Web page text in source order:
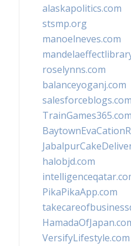
alaskapolitics.com
stsmp.org
manoelneves.com
roselynns.com
balanceyoganj.com
salesforceblogs.com
TrainGames365.com
halobjd.com
PikaPikaApp.com
VersifyLifestyle.com